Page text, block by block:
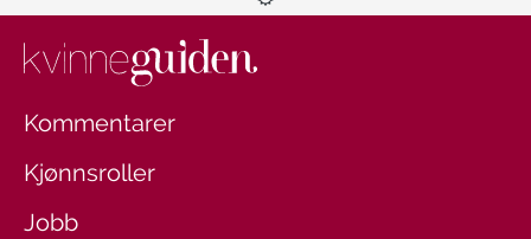
Kommentarer
Kjønnsroller
Jobb